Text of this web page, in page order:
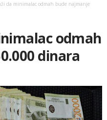
da minimalac odmah bude najmanje
odmah
dinara